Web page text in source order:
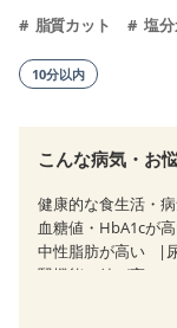
脂質カット 塩
10分以内
こんな病気・お
健康的な食生活・
血糖値・HbA1cが
中性脂肪が高い
腎機能の値が高い